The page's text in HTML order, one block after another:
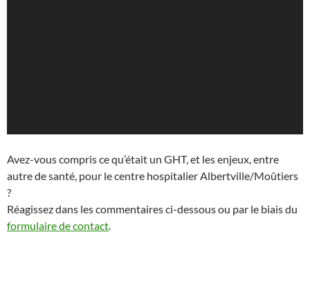
Avez-vous compris ce qu’était un GHT, et les enjeux, entre
autre de santé, pour le centre hospitalier Albertville/Moûtiers
?
Réagissez dans les commentaires ci-dessous ou par le biais du
formulaire de contact.